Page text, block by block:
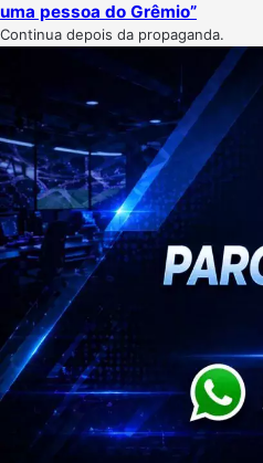
uma pessoa do Grêmio”
Continua depois da propaganda.